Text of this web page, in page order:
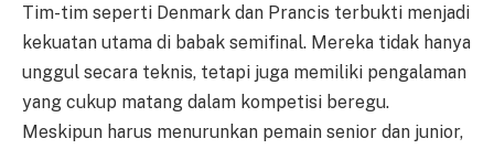
Tim-tim seperti Denmark dan Prancis terbukti menjadi
kekuatan utama di babak semifinal. Mereka tidak hanya
unggul secara teknis, tetapi juga memiliki pengalaman
yang cukup matang dalam kompetisi beregu.
Meskipun harus menurunkan pemain senior dan junior,